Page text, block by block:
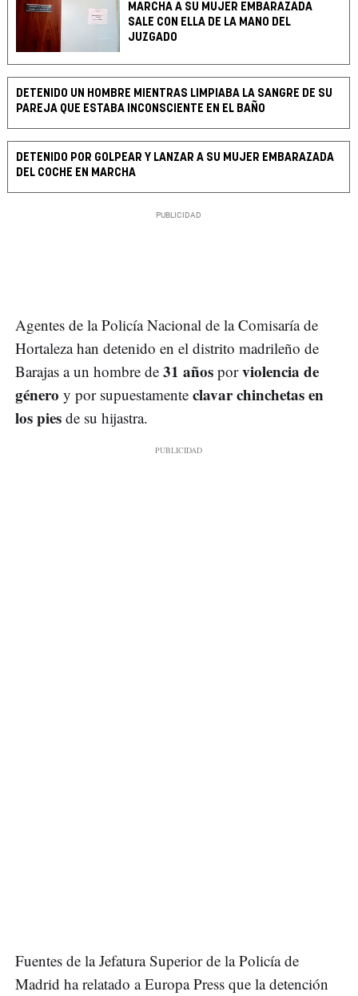
MARCHA A SU MUJER EMBARAZADA
SALE CON ELLA DE LA MANO DEL
JUZGADO
DETENIDO UN HOMBRE MIENTRAS LIMPIABA LA SANGRE DE SU
PAREJA QUE ESTABA INCONSCIENTE EN EL BAÑO
DETENIDO POR GOLPEAR Y LANZAR A SU MUJER EMBARAZADA
DEL COCHE EN MARCHA
Agentes de la Policía Nacional de la Comisaría de
Hortaleza han detenido en el distrito madrileño de
Barajas a un hombre de 31 años porviolencia de
género y por supuestamente clavar chinchetas en
los pies de su hijastra.
Fuentes de la Jefatura Superior de la Policía de
Madrid ha relatado a Europa Press que la detención